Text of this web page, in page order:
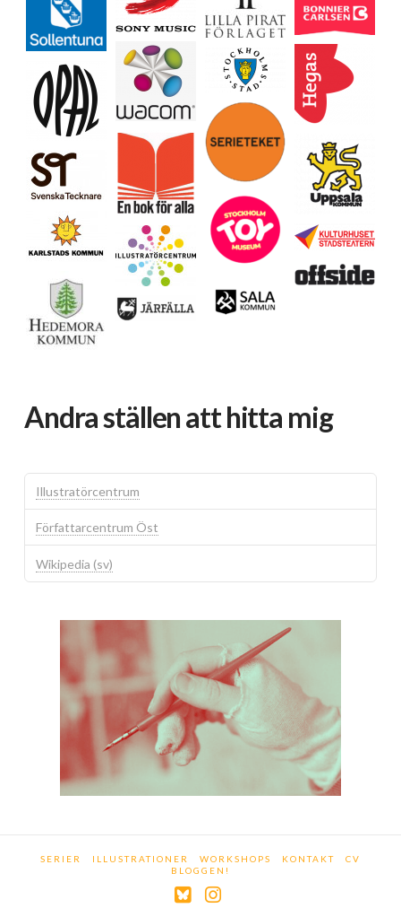
Ladda mer… Följ på Instagram
Andra ställen att hitta mig
Illustratörcentrum
Författarcentrum Öst
Wikipedia (sv)
SERIER ILLUSTRATIONER WORKSHOPS KONTAKT
CV
BLOGGEN!